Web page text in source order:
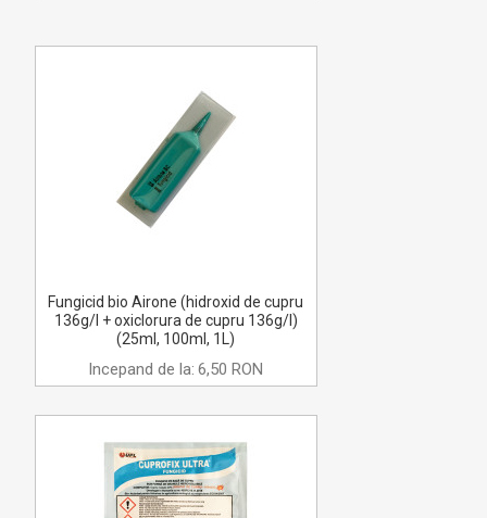
Fungicid bio Airone (hidroxid de cupru
136g/l + oxiclorura de cupru 136g/l)
(25ml, 100ml, 1L)
Incepand de la: 6,50 RON